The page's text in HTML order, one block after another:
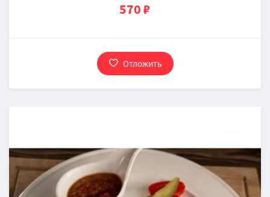
570 ₽
Отложить